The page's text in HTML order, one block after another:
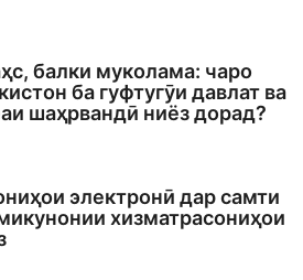
балки муколама: чаро
ба гуфтугӯи давлат ва
шаҳрвандӣ ниёз дорад?
электронӣ дар самти
хизматрасониҳои